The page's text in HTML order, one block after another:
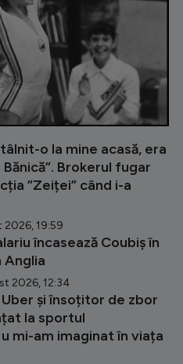
o la mine acasă, era
Brokerul fugar
”Zeiței” când i-a
2026, 19:59
încasează Coubiș în
Anglia
2026, 12:34
și însoțitor de zbor
la sportul
mi-am imaginat în viața